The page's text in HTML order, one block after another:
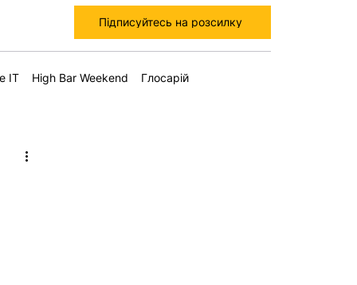
Підписуйтесь на розсилку
IT High Bar Weekend Глосарій